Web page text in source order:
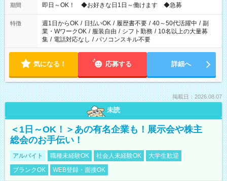
期間 即日～OK！ ◆お好きな日1日～働けます ◆急募
特徴 週1日からOK / 日払いOK / 履歴書不要 / 40～50代活躍中 / 副
業・WワークOK / 服装自由 / シフト勤務 / 10名以上の大量募
集 / 電話対応なし / パソコンスキル不要
気になる！ 応募する 詳細へ
掲載日：2026.08.07
未読
＜1日～OK！＞あの有名企業も！展示会や株主
総会のお手伝い！
アルバイト 職種未経験OK 社会人未経験OK
大学生歓迎
ブランクOK
WEB登録・面接OK